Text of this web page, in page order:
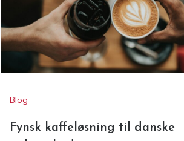
Fynsk kaffeløsning til danske
virksomheder
Har du styr på din